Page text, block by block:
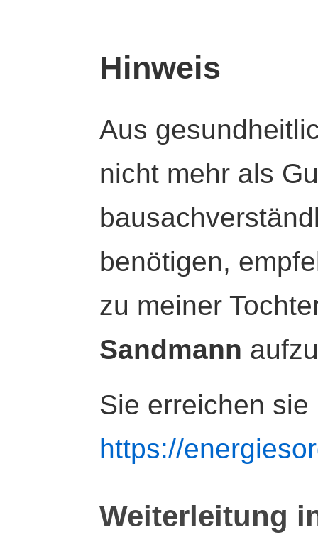
Hinweis
Aus
nicht mehr als
benötigen,
zu meiner
Sandmann
Sie erreichen sie
https://
Weiterleitung